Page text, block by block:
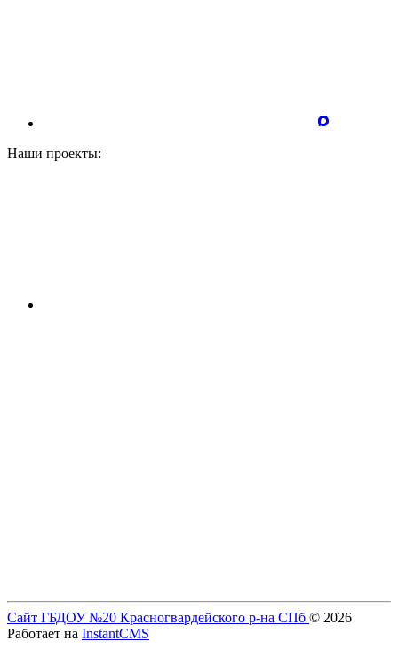
Наши проекты:
Сайт ГБДОУ №20 Красногвардейского р-на СПб © 2026
Работает на InstantCMS